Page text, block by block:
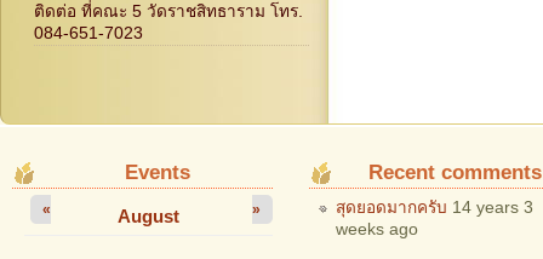
ติดต่อ ที่คณะ 5 วัดราชสิทธาราม โทร.
084-651-7023
Events
August
« »
Recent comments
สุดยอดมากครับ 14 years 3
weeks ago